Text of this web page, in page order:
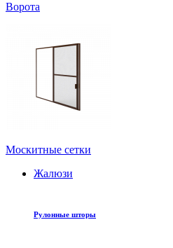
Ворота
Москитные сетки
Жалюзи
Рулонные шторы